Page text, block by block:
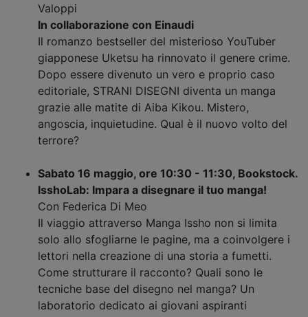
Valoppi
In collaborazione con Einaudi
Il romanzo bestseller del misterioso YouTuber
giapponese Uketsu ha rinnovato il genere crime.
Dopo essere divenuto un vero e proprio caso
editoriale, STRANI DISEGNI diventa un manga
grazie alle matite di Aiba Kikou. Mistero,
angoscia, inquietudine. Qual è il nuovo volto del
terrore?
Sabato 16 maggio, ore 10:30 - 11:30, Bookstock.
IsshoLab: Impara a disegnare il tuo manga!
Con Federica Di Meo
Il viaggio attraverso Manga Issho non si limita
solo allo sfogliarne le pagine, ma a coinvolgere i
lettori nella creazione di una storia a fumetti.
Come strutturare il racconto? Quali sono le
tecniche base del disegno nel manga? Un
laboratorio dedicato ai giovani aspiranti